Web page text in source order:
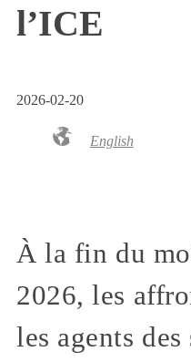
l’ICE
2026-02-20
English
À la fin du
2026, les
les agents